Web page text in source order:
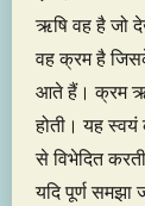
ऋषि वह है जो
वह क्रम है
आते हैं। क्रम
होती। यह
से विभेदित
यदि पूर्ण समझा